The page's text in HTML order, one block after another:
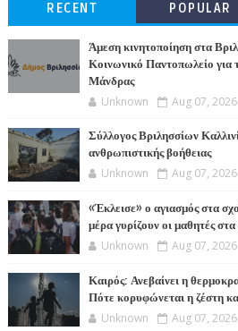
RECENT POPULAR
Άμεση κινητοποίηση στα
Κοινωνικό Παντοπωλείο για
Μάνδρας
Unknown Aug 07, 2026
Σύλλογος Βριλησσίων
ανθρωπιστικής βοήθειας
Unknown Aug 07, 2026
«Έκλεισε» ο αγιασμός στα
μέρα γυρίζουν οι μαθητές
Unknown Aug 07, 2026
Καιρός: Ανεβαίνει η
Πότε κορυφώνεται η ζέστη
Unknown Aug 07, 2026